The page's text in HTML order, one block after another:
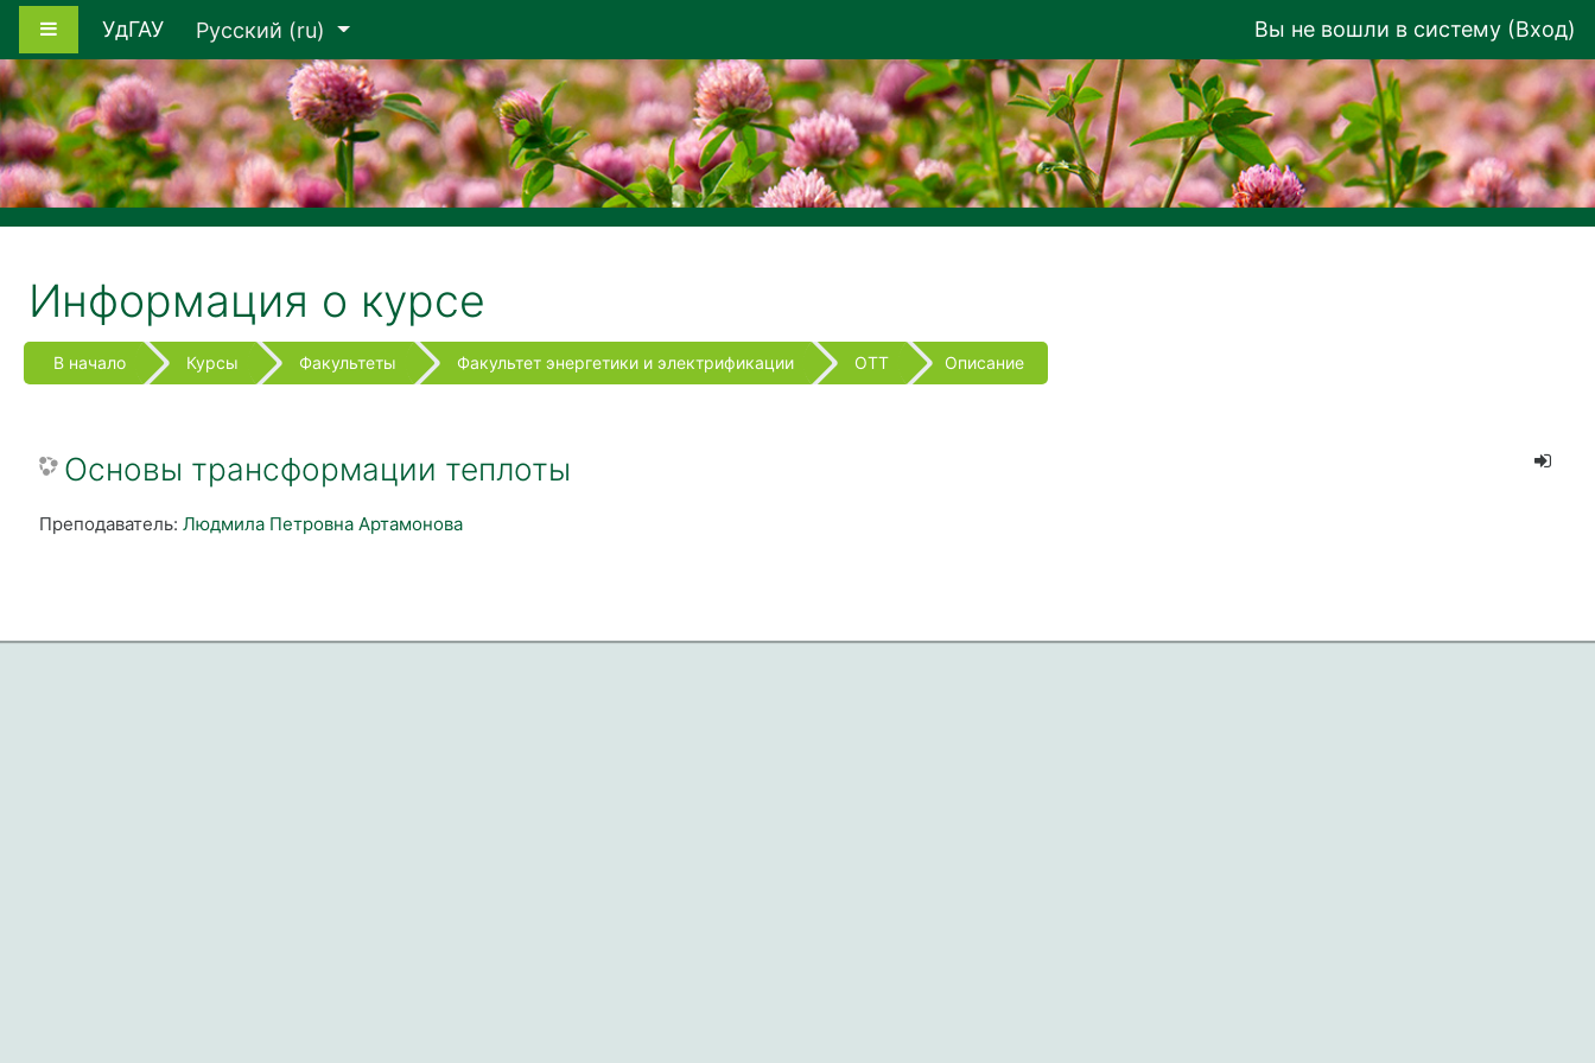
Перейти к основному содержанию
Боковая панель
УдГАУ Русский ‎(ru)‎ Вы не вошли в систему (Вход)
Информация о курсе
В начало Курсы Факультеты Факультет энергетики и электрификации ОТТ Описание
Основы трансформации теплоты
Преподаватель: Людмила Петровна Артамонова